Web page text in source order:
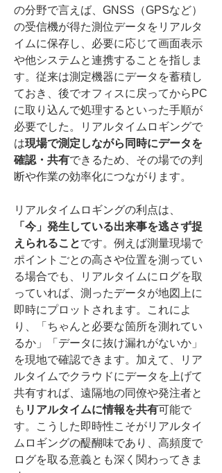
の分野で言えば、GNSS（GPSなど）
の受信機が得た測位データをリアルタ
イムに保存し、必要に応じて画面表示
や他システムと連携することを指しま
す。従来は測定機器にデータを蓄積し
ておき、後でオフィスに戻ってからPC
に取り込んで処理するといった手順が
必要でした。リアルタイムロギングで
は現場で測定しながら同時にデータを
確認・共有できるため、その場での判
断や作業の効率化につながります。
リアルタイムロギングの利点は、
「今」発生している出来事を逃さず捉
えられることです。例えば測量現場で
ポイントごとの高さや位置を測ってい
る場合でも、リアルタイムにログを取
っていれば、測ったデータが地図上に
即時にプロットされます。これによ
り、「ちゃんと必要な箇所を測れてい
るか」「データに抜け漏れがないか」
を現地で確認できます。加えて、リア
ルタイムでクラウドにデータを上げて
共有すれば、遠隔地の同僚や発注者と
も リアルタイムに情報を共有可能で
す。こうした即時性こそがリアルタイ
ムロギングの醍醐味であり、高頻度で
ログを取る意義とも深く関わってきま